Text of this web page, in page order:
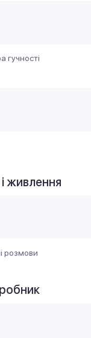
гучності
живлення
розмови